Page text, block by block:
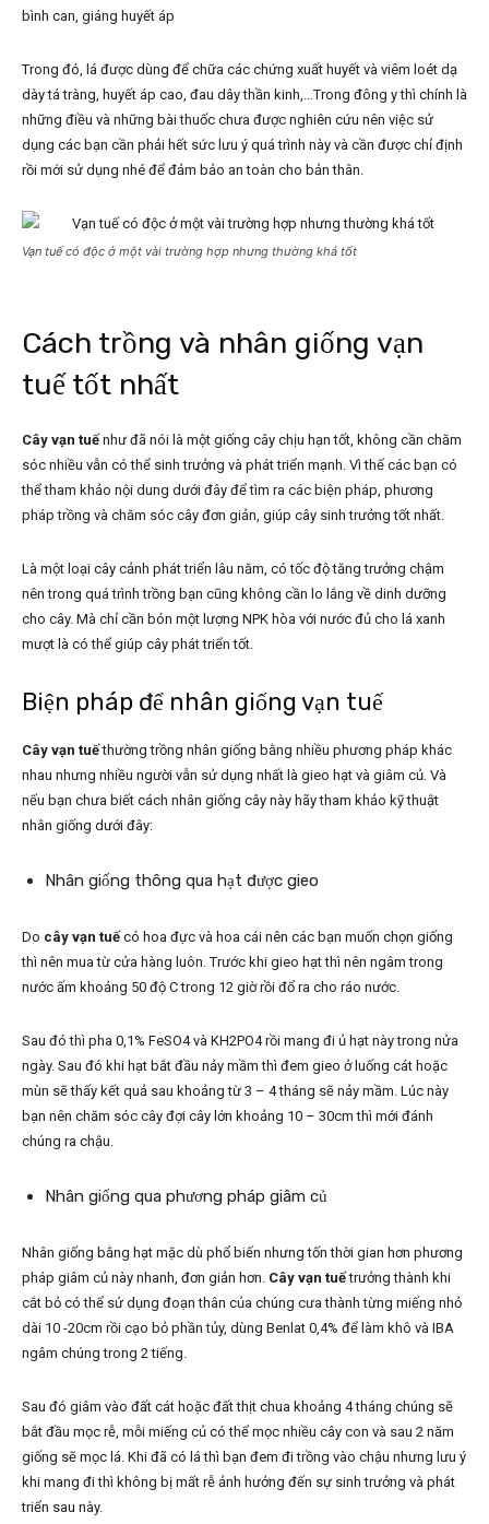
bình can, giáng huyết áp
Trong đó, lá được dùng để chữa các chứng xuất huyết và viêm loét dạ
dày tá tràng, huyết áp cao, đau dây thần kinh,…Trong đông y thì chính là
những điều và những bài thuốc chưa được nghiên cứu nên việc sử
dụng các bạn cần phải hết sức lưu ý quá trình này và cần được chỉ định
rồi mới sử dụng nhé để đảm bảo an toàn cho bản thân.
Vạn tuế có độc ở một vài trường hợp nhưng thường khá tốt
Cách trồng và nhân giống vạn
tuế tốt nhất
Cây vạn tuếnhư đã nói là một giống cây chịu hạn tốt, không cần chăm
sóc nhiều vẫn có thể sinh trưởng và phát triển mạnh. Vì thế các bạn có
thể tham khảo nội dung dưới đây để tìm ra các biện pháp, phương
pháp trồng và chăm sóc cây đơn giản, giúp cây sinh trưởng tốt nhất.
Là một loại cây cảnh phát triển lâu năm, có tốc độ tăng trưởng chậm
nên trong quá trình trồng bạn cũng không cần lo lắng về dinh dưỡng
cho cây. Mà chỉ cần bón một lượng NPK hòa với nước đủ cho lá xanh
mượt là có thể giúp cây phát triển tốt.
Biện pháp để nhân giống vạn tuế
Cây vạn tuếthường trồng nhân giống bằng nhiều phương pháp khác
nhau nhưng nhiều người vẫn sử dụng nhất là gieo hạt và giâm củ. Và
nếu bạn chưa biết cách nhân giống cây này hãy tham khảo kỹ thuật
nhân giống dưới đây:
Nhân giống thông qua hạt được gieo
Do cây vạn tuếcó hoa đực và hoa cái nên các bạn muốn chọn giống
thì nên mua từ cửa hàng luôn. Trước khi gieo hạt thì nên ngâm trong
nước ấm khoảng 50 độ C trong 12 giờ rồi đổ ra cho ráo nước.
Sau đó thì pha 0,1% FeSO4và KH2PO4rồi mang đi ủ hạt này trong nửa
ngày. Sau đó khi hạt bắt đầu nảy mầm thì đem gieo ở luống cát hoặc
mùn sẽ thấy kết quả sau khoảng từ 3 – 4 tháng sẽ nảy mầm. Lúc này
bạn nên chăm sóc cây đợi cây lớn khoảng 10 – 30cm thì mới đánh
chúng ra chậu.
Nhân giống qua phương pháp giâm củ
Nhân giống bằng hạt mặc dù phổ biến nhưng tốn thời gian hơn phương
pháp giâm củ này nhanh, đơn giản hơn. Cây vạn tuếtrưởng thành khi
cắt bỏ có thể sử dụng đoạn thân của chúng cưa thành từng miếng nhỏ
dài 10 -20cm rồi cạo bỏ phần tủy, dùng Benlat 0,4% để làm khô và IBA
ngâm chúng trong 2 tiếng.
Sau đó giâm vào đất cát hoặc đất thịt chua khoảng 4 tháng chúng sẽ
bắt đầu mọc rễ, mỗi miếng củ có thể mọc nhiều cây con và sau 2 năm
giống sẽ mọc lá. Khi đã có lá thì bạn đem đi trồng vào chậu nhưng lưu ý
khi mang đi thì không bị mất rễ ảnh hưởng đến sự sinh trưởng và phát
triển sau này.